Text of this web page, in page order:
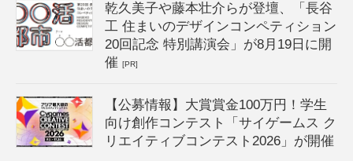
乾久美子や藤本壮介らが登壇、「長谷
工 住まいのデザインコンペティション
20回記念 特別講演会」が8月19日に開
催[PR]
【公募情報】大賞賞金100万円！学生
向け創作コンテスト「サイゲームス ク
リエイティブコンテスト2026」が開催